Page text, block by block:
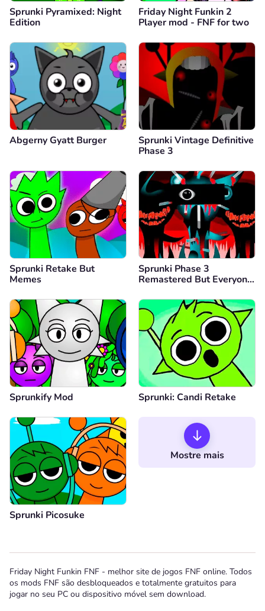
Sprunki Pyramixed: Night
Edition
Friday Night Funkin 2
Player mod - FNF for two
Abgerny Gyatt Burger
Sprunki Vintage Definitive
Phase 3
Sprunki Retake But
Memes
Sprunki Phase 3
Remastered But Everyone
Sprunkify Mod Sprunki: Candi Retake
Sprunki Picosuke
Mostre mais
Friday Night Funkin FNF - melhor site de jogos FNF online. Todos
os mods FNF são desbloqueados e totalmente gratuitos para
jogar no seu PC ou dispositivo móvel sem download.